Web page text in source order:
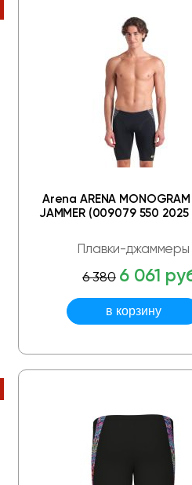
Arena ARENA MONOGRAM
JAMMER (009079 550
Плавки-джаммеры
6 380 6 061